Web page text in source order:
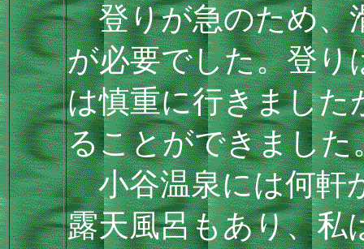
登りが急のため、
が必要でした。登り
は慎重に行きました
ることができました
小谷温泉には何軒
露天風呂もあり、私